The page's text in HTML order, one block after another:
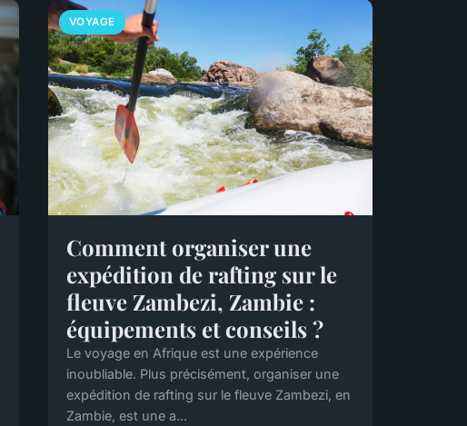
VOYAGE
Comment organiser une
expédition de rafting sur le
fleuve Zambezi, Zambie :
équipements et conseils ?
Le voyage en Afrique est une expérience
inoubliable. Plus précisément, organiser une
expédition de rafting sur le fleuve Zambezi, en
Zambie, est une a...